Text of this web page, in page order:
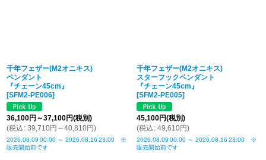
千年フェザー(M2オニキス)
ペンダント
『チェーン45cm』
[SFM2-PE006]
36,100円 ～37,100円(税別)
(税込 : 39,710円 ～40,810円)
2026.08.09 00:00 ～ 2026.08.16 23:00 ※
販売開始前です
千年フェザー(M2オニキス)
スターフックペンダント
『チェーン45cm』
[SFM2-PE005]
45,100円(税別)
(税込 : 49,610円)
2026.08.09 00:00 ～ 2026.08.16 23:00 ※
販売開始前です